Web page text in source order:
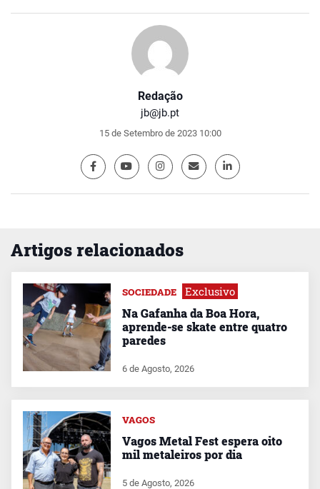
Redação
jb@jb.pt
15 de Setembro de 2023 10:00
Artigos relacionados
SOCIEDADE Exclusivo
Na Gafanha da Boa Hora,
aprende-se skate entre quatro
paredes
6 de Agosto, 2026
VAGOS
Vagos Metal Fest espera oito
mil metaleiros por dia
5 de Agosto, 2026